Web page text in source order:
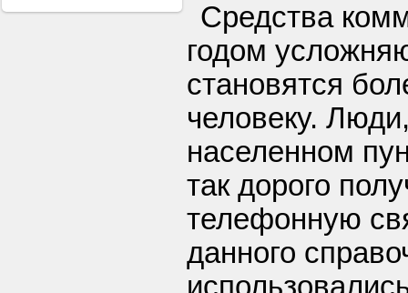
Средства
годом
становятся
человеку.
населенном
так дорого
телефонную
данного